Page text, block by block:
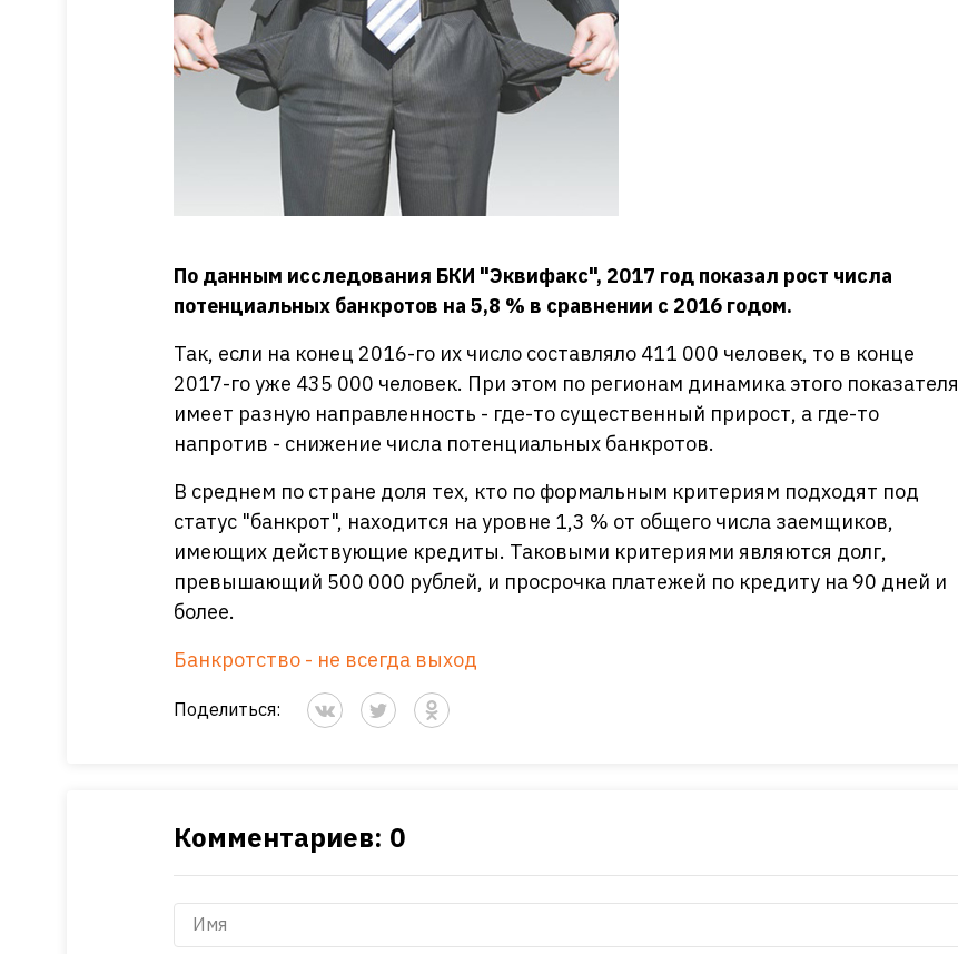
По данным исследования БКИ "Эквифакс", 2017 год показал рост числа
потенциальных банкротов на 5,8 % в сравнении с 2016 годом.
Так, если на конец 2016-го их число составляло 411 000 человек, то в конце
2017-го уже 435 000 человек. При этом по регионам динамика этого показателя
имеет разную направленность - где-то существенный прирост, а где-то
напротив - снижение числа потенциальных банкротов.
В среднем по стране доля тех, кто по формальным критериям подходят под
статус "банкрот", находится на уровне 1,3 % от общего числа заемщиков,
имеющих действующие кредиты. Таковыми критериями являются долг,
превышающий 500 000 рублей, и просрочка платежей по кредиту на 90 дней и
более.
Банкротство - не всегда выход
Поделиться:
Комментариев: 0